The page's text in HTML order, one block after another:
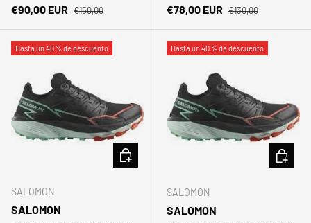
Precio de venta
€90,00 EUR Precio normal
€150,00 Precio de venta
€78,00 EUR Precio normal
€130,00
Hasta un 40 % de descuento
SALOMON
SALOMON
ELEGIR OPCIONES
Hasta un 40 % de descuento
SALOMON
SALOMON
ELEGIR